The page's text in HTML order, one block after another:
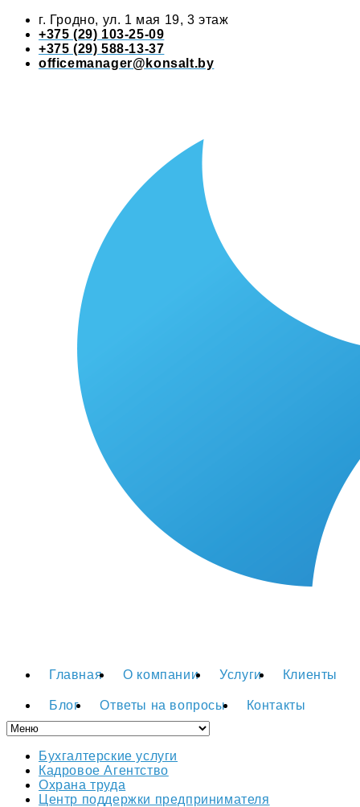
г. Гродно, ул. 1 мая 19, 3 этаж
+375 (29) 103-25-09
+375 (29) 588-13-37
officemanager@konsalt.by
Главная О компании Услуги Клиенты
Блог Ответы на вопросы Контакты
Бухгалтерские услуги
Кадровое Агентство
Охрана труда
Центр поддержки предпринимателя